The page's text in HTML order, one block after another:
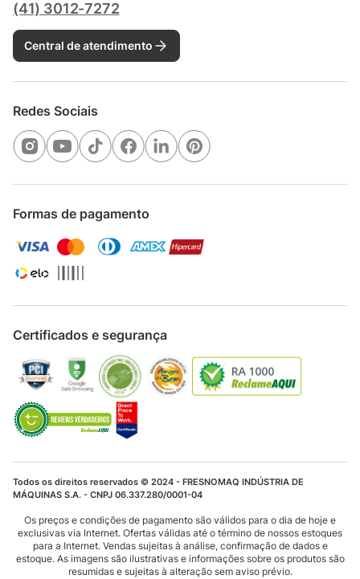
(41) 3012-7272
Central de atendimento
Redes Sociais
Formas de pagamento
Certificados e segurança
Todos os direitos reservados © 2024 - FRESNOMAQ INDÚSTRIA DE
MÁQUINAS S.A. - CNPJ 06.337.280/0001-04
Os preços e condições de pagamento são válidos para o dia de hoje e
exclusivas via Internet. Ofertas válidas até o término de nossos estoques
para a Internet. Vendas sujeitas à análise, confirmação de dados e
estoque. As imagens são ilustrativas e informações sobre os produtos são
resumidas e sujeitas à alteração sem aviso prévio.